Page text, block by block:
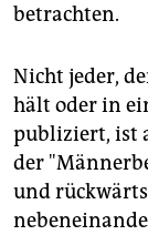
betrachten.
Nicht jeder,
hält oder in
publiziert, ist
der
und